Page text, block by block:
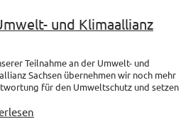
und Klimaallianz
Teilnahme an der Umwelt- und
Sachsen übernehmen wir noch mehr
für den Umweltschutz und setzen